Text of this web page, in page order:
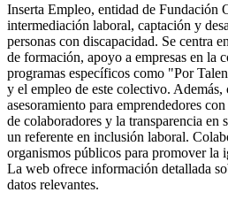
Inserta Empleo, entidad de Fundación
intermediación laboral, captación y
personas con discapacidad. Se centra
de formación, apoyo a empresas en la
programas específicos como "Por
y el empleo de este colectivo. Además,
asesoramiento para emprendedores
de colaboradores y la transparencia en
un referente en inclusión laboral.
organismos públicos para promover la
La web ofrece información detallada
datos relevantes.